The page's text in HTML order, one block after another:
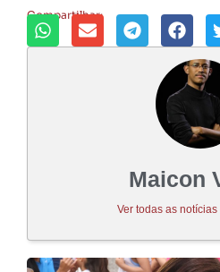
Compartilhar:
Maicon
Ver todas as